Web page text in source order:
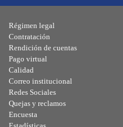
Régimen legal
Contratación
Rendición de cuentas
Pago virtual
Calidad
Correo institucional
Redes Sociales
Quejas y reclamos
Encuesta